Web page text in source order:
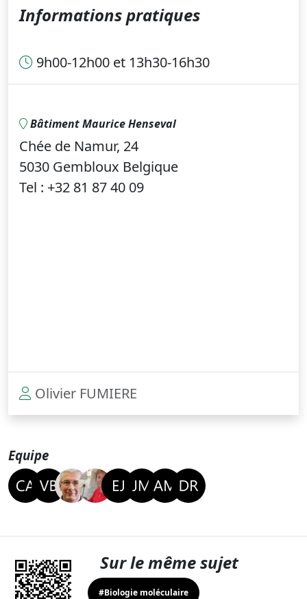
Informations pratiques
9h00-12h00 et 13h30-16h30
Bâtiment Maurice Henseval
Chée de Namur, 24
5030 Gembloux Belgique
Tel : +32 81 87 40 09
Olivier FUMIERE
Equipe
Sur le même sujet
#Biologie moléculaire